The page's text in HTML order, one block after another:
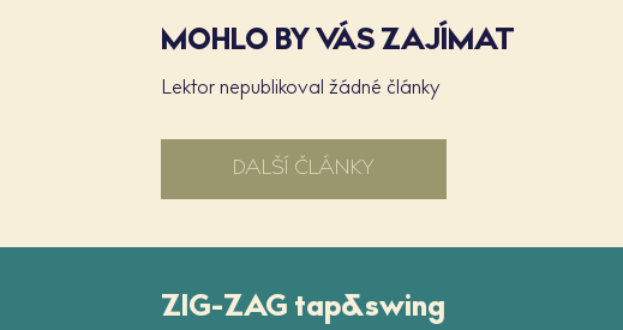
MOHLO BY VÁS ZAJÍMAT
Lektor nepublikoval žádné články
DALŠÍ ČLÁNKY
ZIG-ZAG tap&swing